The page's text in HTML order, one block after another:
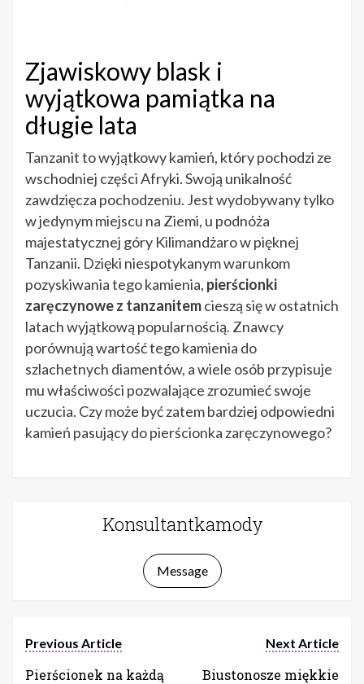
Zjawiskowy blask i
wyjątkowa pamiątka na
długie lata
Tanzanit to wyjątkowy kamień, który pochodzi ze
wschodniej części Afryki. Swoją unikalność
zawdzięcza pochodzeniu. Jest wydobywany tylko
w jedynym miejscu na Ziemi, u podnóża
majestatycznej góry Kilimandżaro w pięknej
Tanzanii. Dzięki niespotykanym warunkom
pozyskiwania tego kamienia, pierścionki
zaręczynowe z tanzanitemcieszą się w ostatnich
latach wyjątkową popularnością. Znawcy
porównują wartość tego kamienia do
szlachetnych diamentów, a wiele osób przypisuje
mu właściwości pozwalające zrozumieć swoje
uczucia. Czy może być zatem bardziej odpowiedni
kamień pasujący do pierścionka zaręczynowego?
Konsultantkamody
Message
Previous Article
Pierścionek na każdą
Next Article
Biustonosze miękkie